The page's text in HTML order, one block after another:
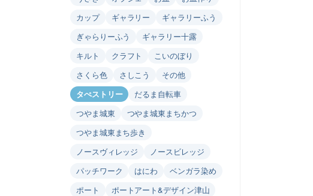
カップ
ギャラリー
ギャラリーふう
ぎゃらりーふう
ギャラリー十露
キルト
クラフト
こいのぼり
さくら色
さしこう
その他
タぺストリー
だるま自転車
つやま城東
つやま城東まちかつ
つやま城東まち歩き
ノースヴィレッジ
ノースビレッジ
パッチワーク
はにわ
ベンガラ染め
ポート
ポートアート&デザイン津山